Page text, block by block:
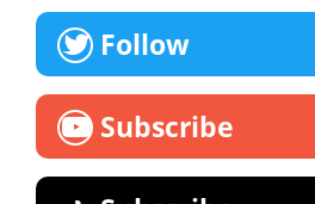
Follow
Subscribe